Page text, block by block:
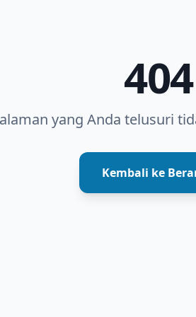
404
yang Anda telusuri
Kembali ke